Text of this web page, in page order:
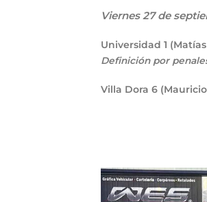
Viernes 27 de
Universidad 1
Definición por
Villa Dora 6